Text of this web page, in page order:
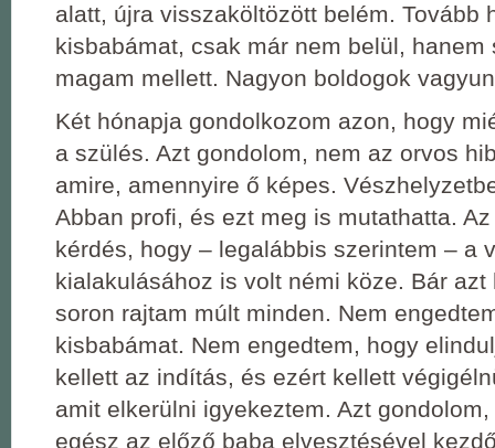
alatt, újra visszaköltözött belém. Tovább
kisbabámat, csak már nem belül, hanem
magam mellett. Nagyon boldogok
Két hónapja gondolkozom azon, hogy
a szülés. Azt gondolom, nem az orvos
amire, amennyire ő képes.
Abban profi, és ezt meg is mutathatta.
kérdés, hogy – legalábbis szerintem – a
kialakulásához is volt némi köze. Bár azt
soron rajtam múlt minden. Nem
kisbabámat. Nem engedtem, hogy
kellett az indítás, és ezért kellett
amit elkerülni igyekeztem. Azt
egész az előző baba elvesztésével